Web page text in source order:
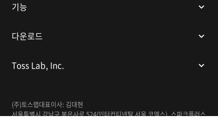
기능
다운로드
Toss Lab, Inc.
(주)토스랩대표이사: 김대현
서울특별시 강남구 봉은사로 524(인터컨티넨탈 서울 코엑스), 스파크플러스